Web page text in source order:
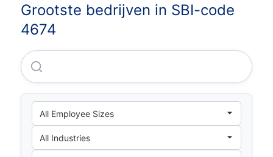
Grootste bedrijven in SBI-code
4674